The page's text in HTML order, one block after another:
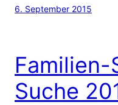
6. September 2015
Familien-
Suche